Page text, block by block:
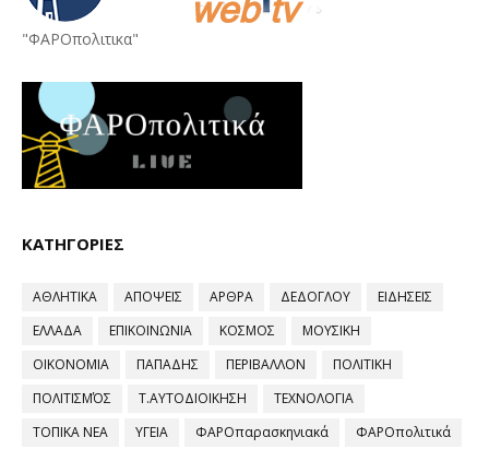
"ΦΑΡΟπολιτικα"
ΚΑΤΗΓΟΡΙΕΣ
ΑΘΛΗΤΙΚΑ ΑΠΟΨΕΙΣ ΑΡΘΡΑ ΔΕΔΟΓΛΟΥ
ΕΙΔΗΣΕΙΣ
ΕΛΛΑΔΑ
ΕΠΙΚΟΙΝΩΝΙΑ ΚΟΣΜΟΣ
ΜΟΥΣΙΚΗ
ΟΙΚΟΝΟΜΙΑ
ΠΑΠΑΔΗΣ ΠΕΡΙΒΑΛΛΟΝ
ΠΟΛΙΤΙΚΗ
ΠΟΛΙΤΙΣΜΌΣ
Τ.ΑΥΤΟΔΙΟΙΚΗΣΗ
ΤΕΧΝΟΛΟΓΙΑ
ΤΟΠΙΚΑ ΝΕΑ
ΥΓΕΙΑ ΦΑΡΟπαρασκηνιακά ΦΑΡΟπολιτικά